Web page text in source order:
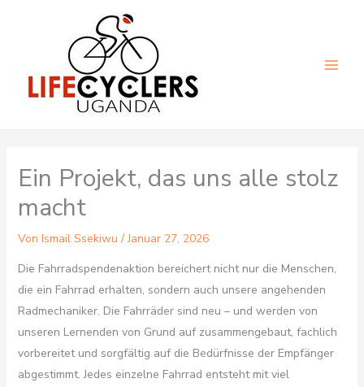
Ein Projekt, das uns alle stolz
macht
Von Ismail Ssekiwu /Januar 27, 2026
Die Fahrradspendenaktion bereichert nicht nur die Menschen,
die ein Fahrrad erhalten, sondern auch unsere angehenden
Radmechaniker. Die Fahrräder sind neu – und werden von
unseren Lernenden von Grund auf zusammengebaut, fachlich
vorbereitet und sorgfältig auf die Bedürfnisse der Empfänger
abgestimmt. Jedes einzelne Fahrrad entsteht mit viel